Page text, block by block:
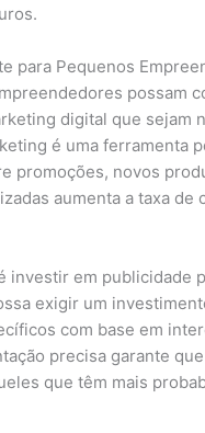
para Pequenos
possam
digital que sejam
é uma ferramenta
promoções, novos
aumenta a taxa
investir em publicidade
exigir um
com base em
precisa garante
que têm mais